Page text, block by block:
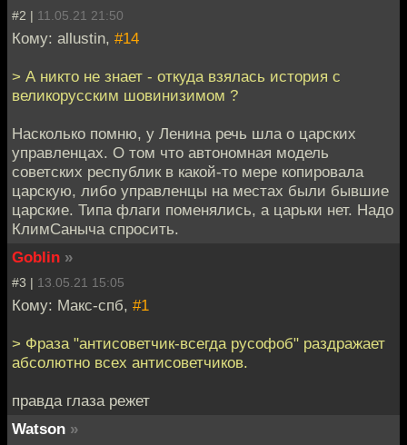
#2 | 11.05.21 21:50
Кому: allustin, #14
> А никто не знает - откуда взялась история с
великорусским шовинизимом ?
Насколько помню, у Ленина речь шла о царских
управленцах. О том что автономная модель
советских республик в какой-то мере копировала
царскую, либо управленцы на местах были бывшие
царские. Типа флаги поменялись, а царьки нет. Надо
КлимСаныча спросить.
Goblin »
#3 | 13.05.21 15:05
Кому: Макс-спб, #1
> Фраза "антисоветчик-всегда русофоб" раздражает
абсолютно всех антисоветчиков.
правда глаза режет
Watson »